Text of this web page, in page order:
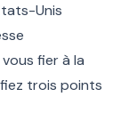
Unis
fier à la
trois points